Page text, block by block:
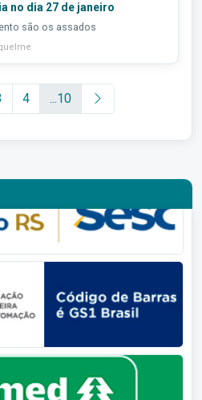
no dia 27 de janeiro
são os assados
4 ...10